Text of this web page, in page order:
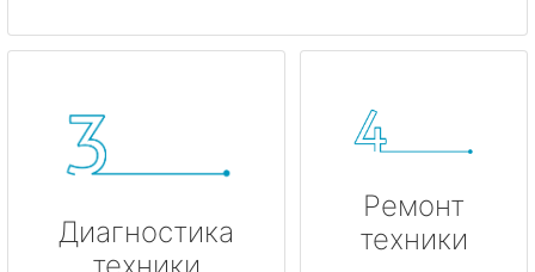
Диагностика
Ремонт
техники